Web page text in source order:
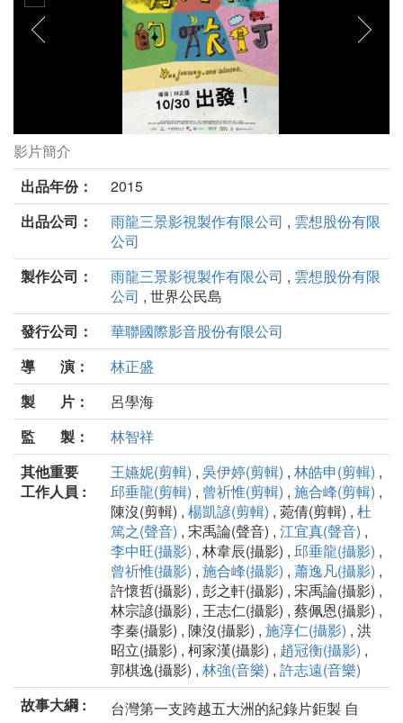
有任務的旅行劇照
影片簡介
出品年份：
2015
出品公司：
雨龍三景影視製作有限公司 , 雲想股份有限
公司
製作公司：
雨龍三景影視製作有限公司 , 雲想股份有限
公司 , 世界公民島
發行公司：
華聯國際影音股份有限公司
導 演：
林正盛
製 片：
呂學海
監 製：
林智祥
其他重要
工作人員 :
王嬿妮(剪輯) , 吳伊婷(剪輯) , 林皓申(剪輯) ,
邱垂龍(剪輯) , 曾祈惟(剪輯) , 施合峰(剪輯) ,
陳沒(剪輯) , 楊凱諺(剪輯) , 菀倩(剪輯) , 杜
篤之(聲音) , 宋禹論(聲音) , 江宜真(聲音) ,
李中旺(攝影) , 林韋辰(攝影) , 邱垂龍(攝影) ,
曾祈惟(攝影) , 施合峰(攝影) , 蕭逸凡(攝影) ,
許懷哲(攝影) , 彭之軒(攝影) , 宋禹論(攝影) ,
林宗諺(攝影) , 王志仁(攝影) , 蔡佩恩(攝影) ,
李秦(攝影) , 陳沒(攝影) , 施淳仁(攝影) , 洪
昭立(攝影) , 柯家漢(攝影) , 趙冠衡(攝影) ,
郭棋逸(攝影) , 林強(音樂) , 許志遠(音樂)
故事大綱 :
台灣第一支跨越五大洲的紀錄片鉅製 自